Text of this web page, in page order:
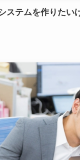
ステムを作りたい